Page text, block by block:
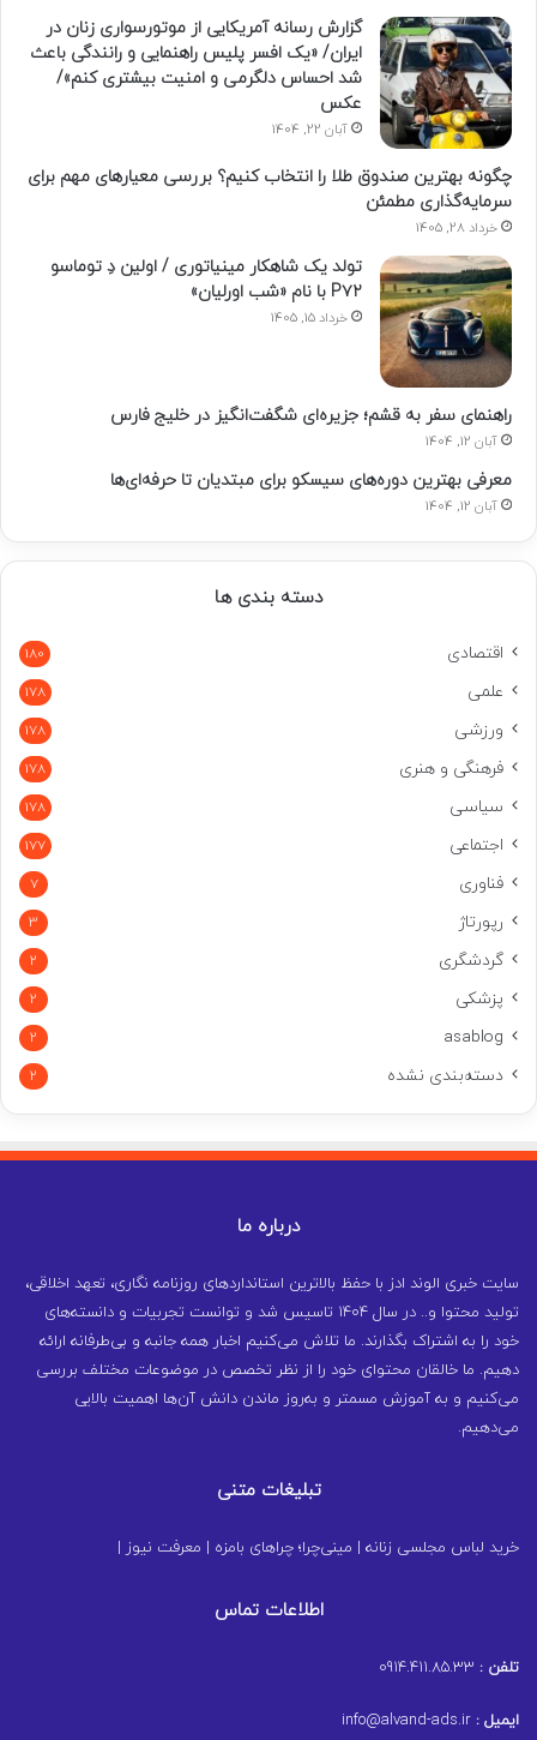
گزارش رسانه آمریکایی از موتورسواری زنان در
ایران/ «یک افسر پلیس راهنمایی و رانندگی باعث
شد احساس دلگرمی و امنیت بیشتری کنم»/
عکس
آبان 22, 1404
چگونه بهترین صندوق طلا را انتخاب کنیم؟ بررسی معیارهای مهم برای
سرمایه‌گذاری مطمئن
خرداد 28, 1405
تولد یک شاهکار مینیاتوری / اولین دِ توماسو
P۷۲ با نام «شب اورلیان»
خرداد 15, 1405
راهنمای سفر به قشم؛ جزیره‌ای شگفت‌انگیز در خلیج فارس
آبان 12, 1404
معرفی بهترین دوره‌های سیسکو برای مبتدیان تا حرفه‌ای‌ها
آبان 12, 1404
دسته بندی ها
اقتصادی 180
علمی 178
ورزشی 178
فرهنگی و هنری 178
سیاسی 178
اجتماعی 177
فناوری 7
رپورتاژ 3
گردشگری 2
پزشکی 2
asablog
2
دسته‌بندی نشده 2
درباره ما
سایت خبری الوند ادز با حفظ بالاترین استانداردهای روزنامه نگاری، تعهد اخلاقی،
تولید محتوا و.. در سال ۱۴۰۴ تاسیس شد و توانست تجربیات و دانسته‌های
خود را به اشتراک بگذارند. ما تلاش می‌کنیم اخبار همه جانبه و بی‌طرفانه ارائه
دهیم. ما خالقان محتوای خود را از نظر تخصص در موضوعات مختلف بررسی
می‌کنیم و به آموزش مسمتر و به‌روز ماندن دانش آن‌ها اهمیت بالایی
می‌دهیم.
تبلیغات متنی
خرید لباس مجلسی زنانه مینی‌چرا؛ چراهای بامزه معرفت نیوز
اطلاعات تماس
تلفن :
ایمیل :